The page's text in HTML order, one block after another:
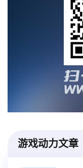
游戏动力文章